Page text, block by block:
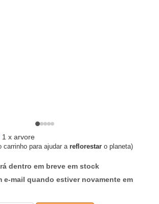
1 x arvore
carrinho para ajudar a reflorestar o planeta)
dentro em breve em stock
e-mail quando estiver novamente em